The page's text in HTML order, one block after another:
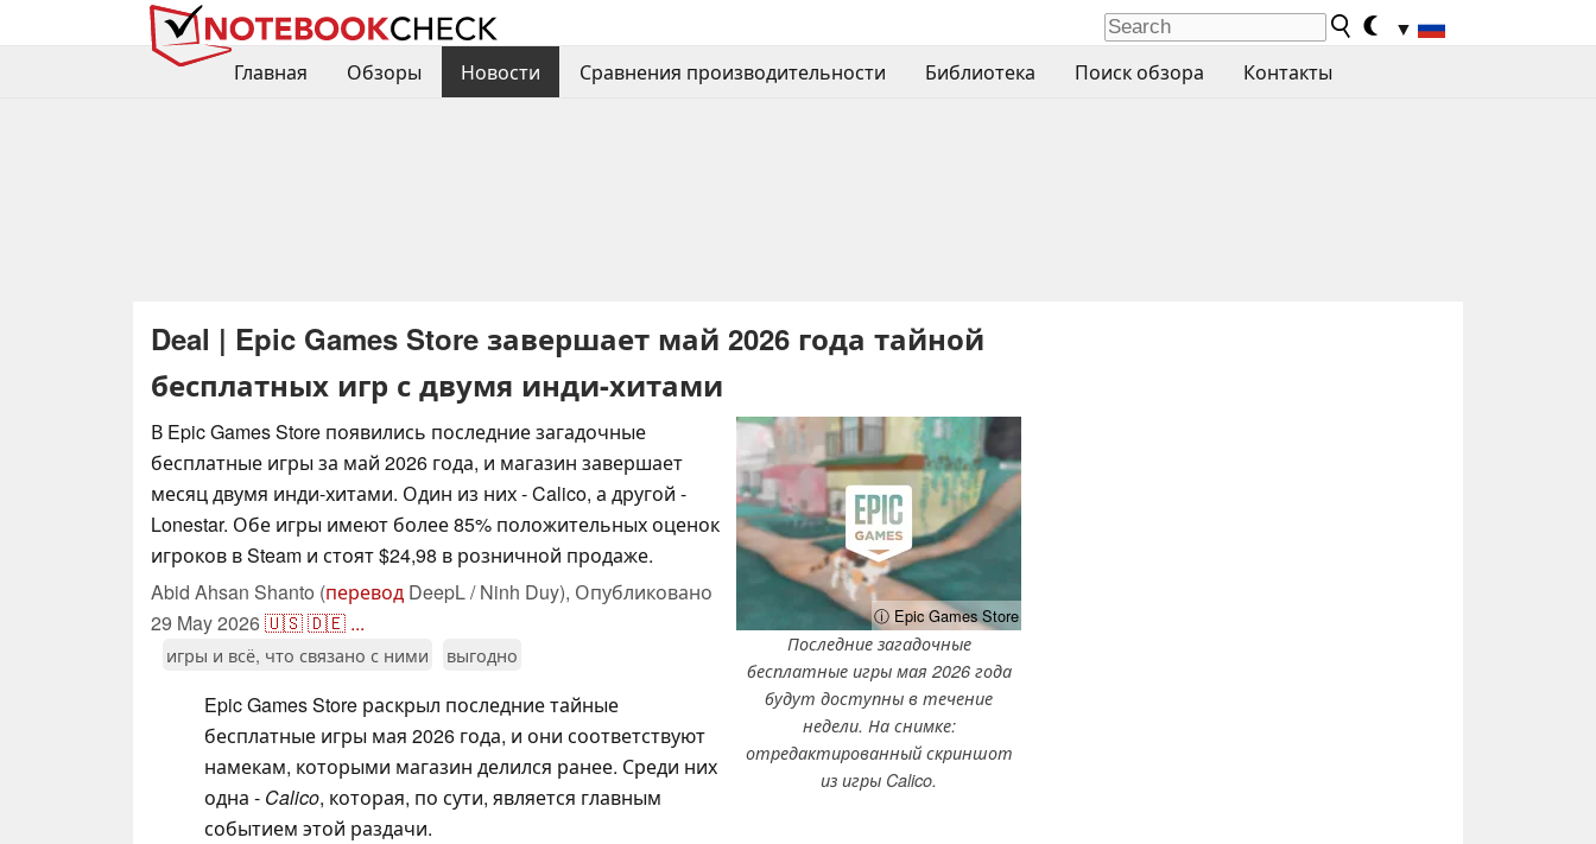
▼
Главная
Обзоры Новости Сравнения производительности Библиотека Поиск обзора Контакты
Deal | Epic Games Store завершает май 2026 года тайной
бесплатных игр с двумя инди-хитами
ⓘ Epic Games Store
Последние загадочные
бесплатные игры мая 2026 года
будут доступны в течение
недели. На снимке:
отредактированный скриншот
из игры Calico.
В Epic Games Store появились последние загадочные
бесплатные игры за май 2026 года, и магазин завершает
месяц двумя инди-хитами. Один из них - Calico, а другой -
Lonestar. Обе игры имеют более 85% положительных оценок
игроков в Steam и стоят $24,98 в розничной продаже.
Abid Ahsan Shanto (перевод DeepL / Ninh Duy), Опубликовано
29 May 2026🇺🇸🇩🇪 ...
игры и всё, что связано с ними выгодно
Epic Games Store раскрыл последние тайные
бесплатные игры мая 2026 года, и они соответствуют
намекам, которыми магазин делился ранее. Среди них
одна - Calico, которая, по сути, является главным
событием этой раздачи.